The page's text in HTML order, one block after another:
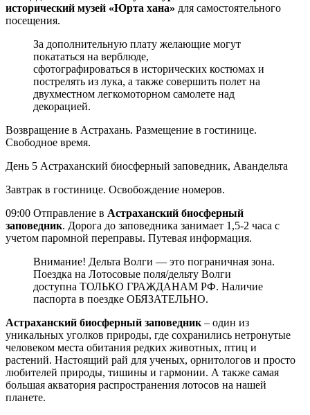
исторический музей «Юрта хана» для самостоятельного
посещения.
За дополнительную плату желающие могут
покататься на верблюде,
сфотографироваться в исторических костюмах и
пострелять из лука, а также совершить полет на
двухместном легкомоторном самолете над
декорацией.
Возвращение в Астрахань. Размещение в гостинице.
Свободное время.
День 5 Астраханский биосферный заповедник, Авандельта
Завтрак в гостинице. Освобождение номеров.
09:00 Отправление в Астраханский биосферный
заповедник. Дорога до заповедника занимает 1,5-2 часа с
учетом паромной переправы. Путевая информация.
Внимание! Дельта Волги — это пограничная зона.
Поездка на Лотосовые поля/дельту Волги
доступна ТОЛЬКО ГРАЖДАНАМ РФ. Наличие
паспорта в поездке ОБЯЗАТЕЛЬНО.
Астраханский биосферный заповедник – один из
уникальных уголков природы, где сохранились нетронутые
человеком места обитания редких животных, птиц и
растений. Настоящий рай для ученых, орнитологов и просто
любителей природы, тишины и гармонии. А также самая
большая акватория распространения лотосов на нашей
планете.